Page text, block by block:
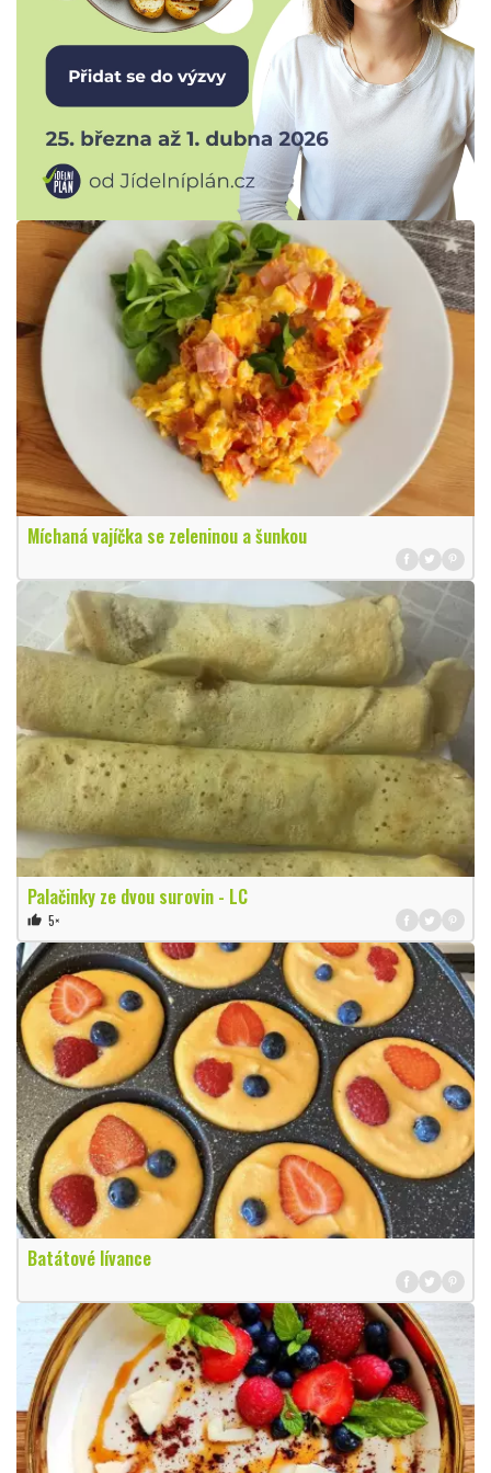
Míchaná vajíčka se zeleninou a šunkou
Palačinky ze dvou surovin - LC
thumb_up 5×
Batátové lívance